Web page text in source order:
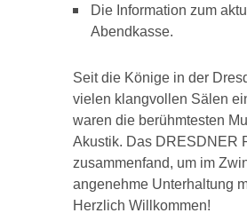
Die Information zum
Abendkasse.
Seit die Könige in der
vielen klangvollen Sälen
waren die berühmtesten
Akustik. Das DRESDNER
zusammenfand, um im
angenehme Unterhaltung
Herzlich Willkommen!